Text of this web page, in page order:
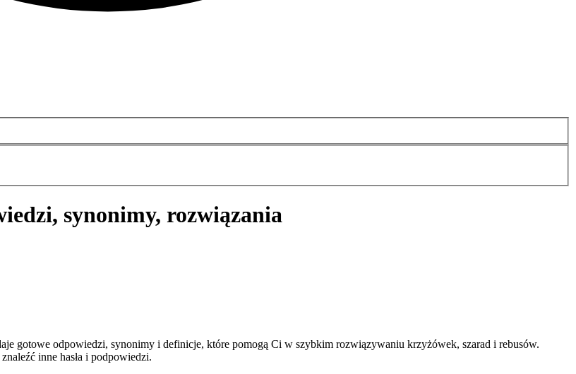
synonimy, rozwiązania
gotowe odpowiedzi, synonimy i definicje, które pomogą Ci w szybkim rozwiązywaniu krzyżówek, szarad i rebusów.
inne hasła i podpowiedzi.